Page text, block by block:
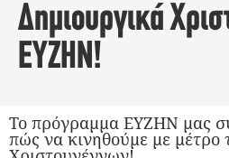
Δημιουργικά
ΕΥΖΗΝ!
Το πρόγραμμα ΕΥΖΗΝ μας
πώς να κινηθούμε με μέτρο